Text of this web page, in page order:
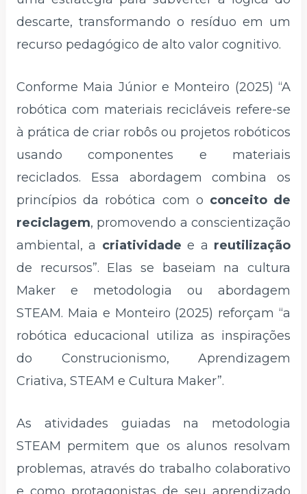
descarte, transformando o resíduo em um
recurso pedagógico de alto valor cognitivo.
Conforme Maia Júnior e Monteiro (2025) “A
robótica com materiais recicláveis refere-se
à prática de criar robôs ou projetos robóticos
usando componentes e materiais
reciclados. Essa abordagem combina os
princípios da robótica com o conceito de
reciclagem, promovendo a conscientização
ambiental, a criatividadee a reutilização
de recursos”. Elas se baseiam na cultura
Maker e metodologia ou abordagem
STEAM. Maia e Monteiro (2025) reforçam “a
robótica educacional utiliza as inspirações
do Construcionismo, Aprendizagem
Criativa, STEAM e Cultura Maker”.
As atividades guiadas na metodologia
STEAM permitem que os alunos resolvam
problemas, através do trabalho colaborativo